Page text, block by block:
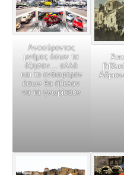
Ανασύροντας
μνήμες όσων τα
έζησαν… αλλά
και το ενδιαφέρον
όσων θα ήθελαν
να τα γνωρίσουν